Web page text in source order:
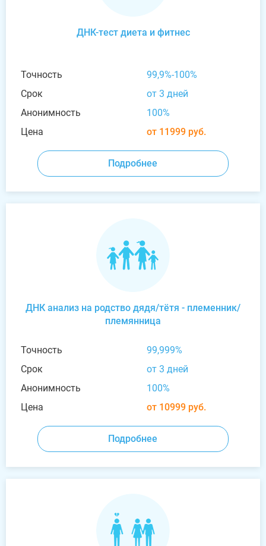
ДНК-тест диета и фитнес
Точность
99,9%-100%
Срок
от 3 дней
Анонимность
100%
Цена
от 11999 руб.
Подробнее
ДНК анализ на родство дядя/тётя - племенник/
племянница
Точность
99,999%
Срок
от 3 дней
Анонимность
100%
Цена
от 10999 руб.
Подробнее